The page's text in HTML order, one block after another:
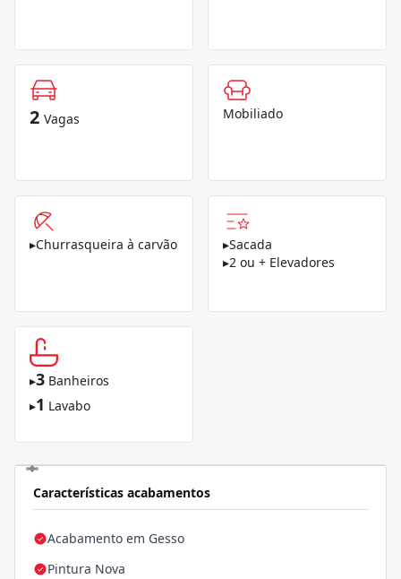
2 Vagas Mobiliado
▸Churrasqueira à carvão ▸Sacada
▸2 ou + Elevadores
▸3 Banheiros
▸1 Lavabo
Características acabamentos
Acabamento em Gesso
Pintura Nova